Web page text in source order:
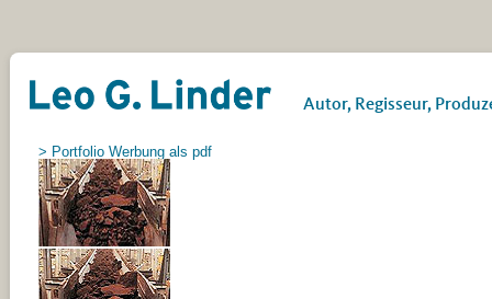
Leo G. Linder Autor, Regisseur,
> Portfolio Werbung als pdf